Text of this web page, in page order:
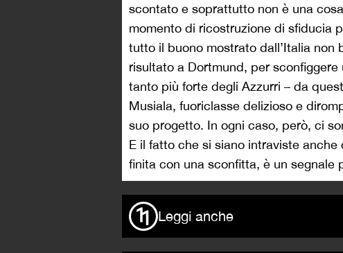
scontato e soprattutto non è una
momento di ricostruzione di sfiducia
tutto il buono mostrato dall’Italia non
risultato a Dortmund, per
tanto più forte degli Azzurri – da
Musiala, fuoriclasse delizioso e
suo progetto. In ogni caso, però, ci
E il fatto che si siano intraviste
finita con una sconfitta, è un segnale
Leggi anche